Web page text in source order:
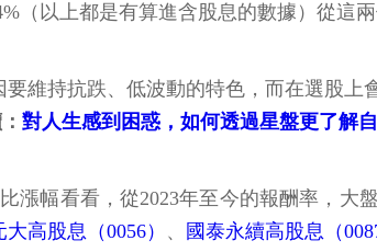
（以上都是有算進含股息的數據）從這
維持抗跌、低波動的特色，而在選股
對人生感到困惑，如何透過星盤更了解
漲幅看看，從2023年至今的報酬率，大
大高股息（0056） 、 國泰永續高股息（